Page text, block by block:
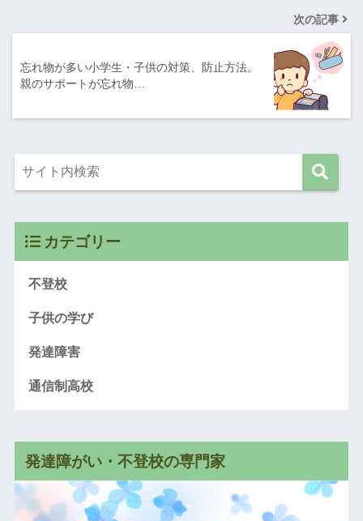
次の記事
忘れ物が多い小学生・子供の対策、防止方法。
親のサポートが忘れ物…
カテゴリー
不登校
子供の学び
発達障害
通信制高校
発達障がい・不登校の専門家